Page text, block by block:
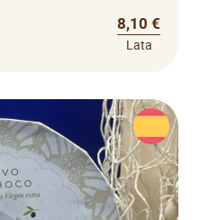
8,10 €
Lata